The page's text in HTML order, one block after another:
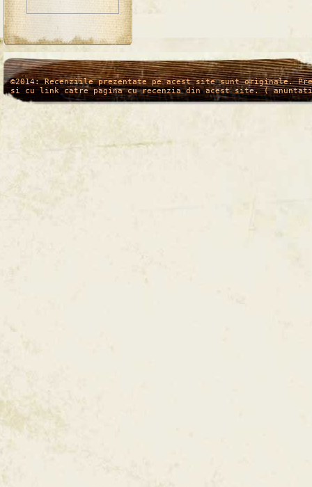
/* */
©2014: Recenziile prezentate pe acest site sunt originale.
si cu link catre pagina cu recenzia din acest site. (